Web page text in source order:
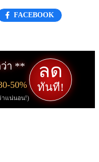
FACEBOOK
า **
50%
าแน่นอน!)
ลด
ทันที!